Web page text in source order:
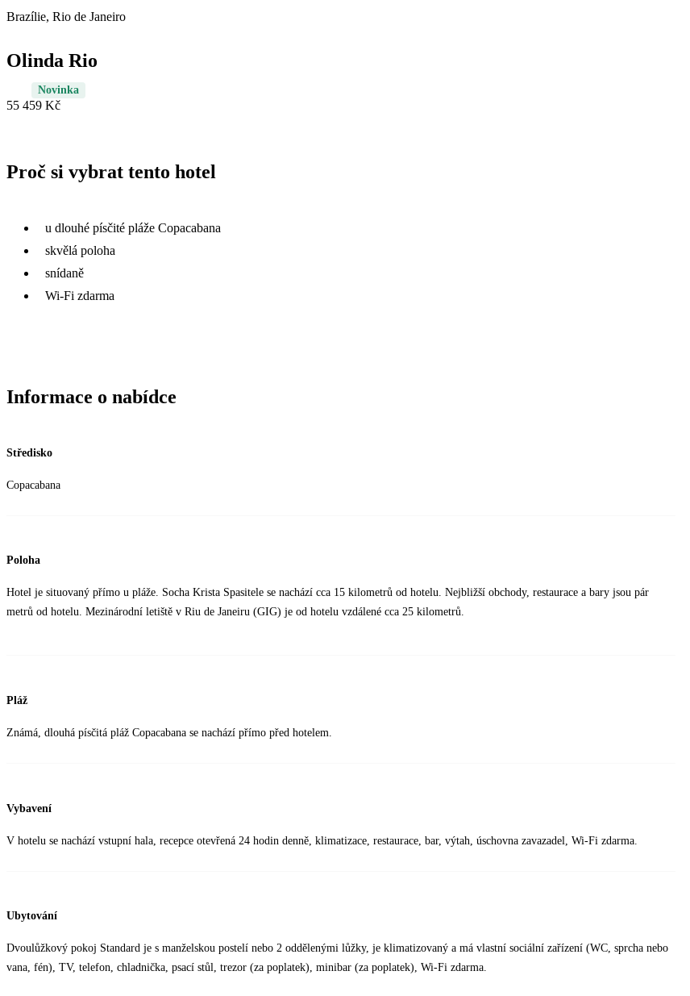
Brazílie, Rio de Janeiro
Olinda Rio
Novinka
55 459 Kč
Proč si vybrat tento hotel
u dlouhé písčité pláže Copacabana
skvělá poloha
snídaně
Wi-Fi zdarma
Informace o nabídce
Středisko
Copacabana
Poloha
Hotel je situovaný přímo u pláže. Socha Krista Spasitele se nachází cca 15 kilometrů od hotelu. Nejbližší obchody, restaurace a bary jsou pár
metrů od hotelu. Mezinárodní letiště v Riu de Janeiru (GIG) je od hotelu vzdálené cca 25 kilometrů.
Pláž
Známá, dlouhá písčitá pláž Copacabana se nachází přímo před hotelem.
Vybavení
V hotelu se nachází vstupní hala, recepce otevřená 24 hodin denně, klimatizace, restaurace, bar, výtah, úschovna zavazadel, Wi-Fi zdarma.
Ubytování
Dvoulůžkový pokoj Standard je s manželskou postelí nebo 2 oddělenými lůžky, je klimatizovaný a má vlastní sociální zařízení (WC, sprcha nebo
vana, fén), TV, telefon, chladnička, psací stůl, trezor (za poplatek), minibar (za poplatek), Wi-Fi zdarma.